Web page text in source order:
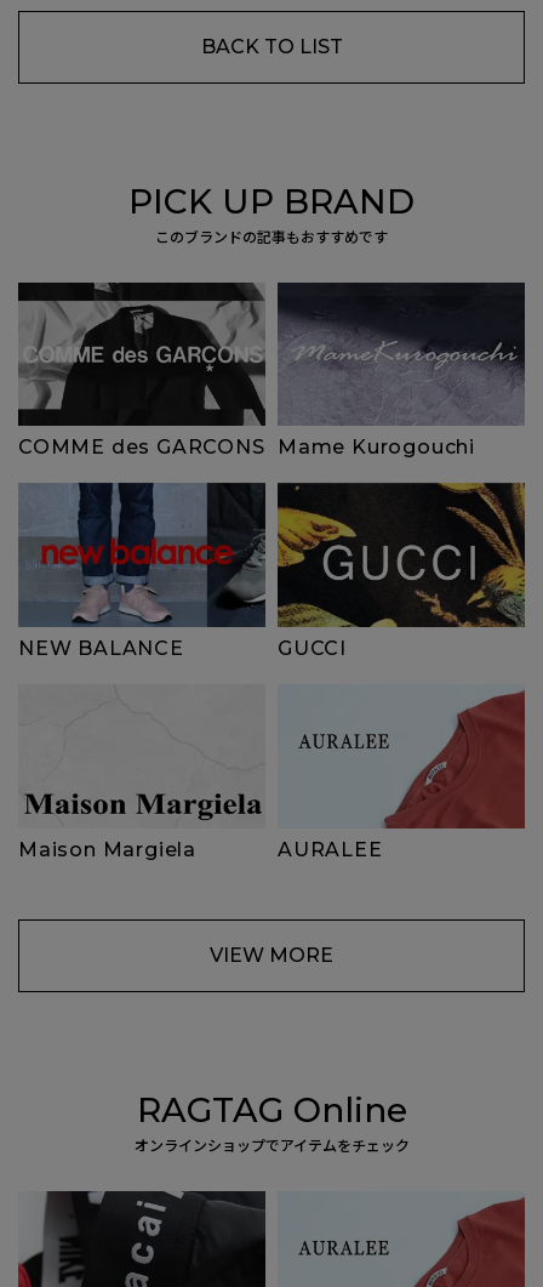
BACK TO LIST
PICK UP BRAND
このブランドの記事もおすすめです
COMME des GARCONS Mame Kurogouchi
NEW BALANCE GUCCI
Maison Margiela AURALEE
VIEW MORE
RAGTAG Online
オンラインショップでアイテムをチェック